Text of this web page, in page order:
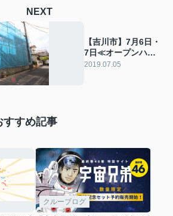
NEXT
【吉川市】7月6日・
7日≪オープンハウ
スはこちら≫
2019.07.05
すすめ記事
クルーブログ